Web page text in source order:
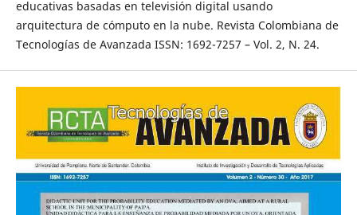
educativas basadas en televisión digital usando
arquitectura de cómputo en la nube. Revista Colombiana de
Tecnologías de Avanzada ISSN: 1692-7257 – Vol. 2, N. 24.